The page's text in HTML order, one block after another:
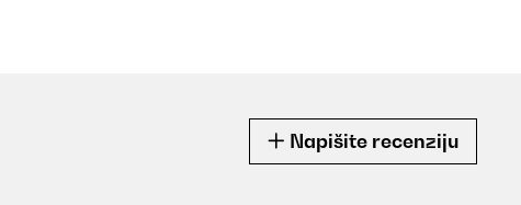
Napišite recenziju